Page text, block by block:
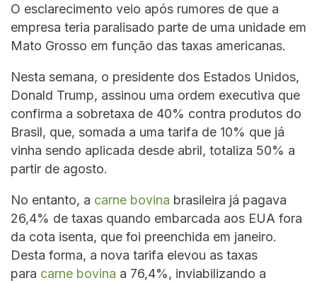
O esclarecimento veio após rumores de que a
empresa teria paralisado parte de uma unidade em
Mato Grosso em função das taxas americanas.
Nesta semana, o presidente dos Estados Unidos,
Donald Trump, assinou uma ordem executiva que
confirma a sobretaxa de 40% contra produtos do
Brasil, que, somada a uma tarifa de 10% que já
vinha sendo aplicada desde abril, totaliza 50% a
partir de agosto.
No entanto, a carne bovina brasileira já pagava
26,4% de taxas quando embarcada aos EUA fora
da cota isenta, que foi preenchida em janeiro.
Desta forma, a nova tarifa elevou as taxas
para carne bovina a 76,4%, inviabilizando a